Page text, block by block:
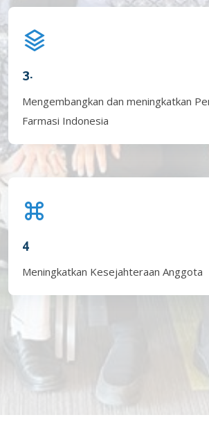
3.
Mengembangkan dan meningkatkan
Farmasi Indonesia
4
Meningkatkan Kesejahteraan Anggota